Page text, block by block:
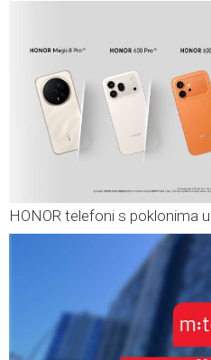
HONOR telefoni s poklonima